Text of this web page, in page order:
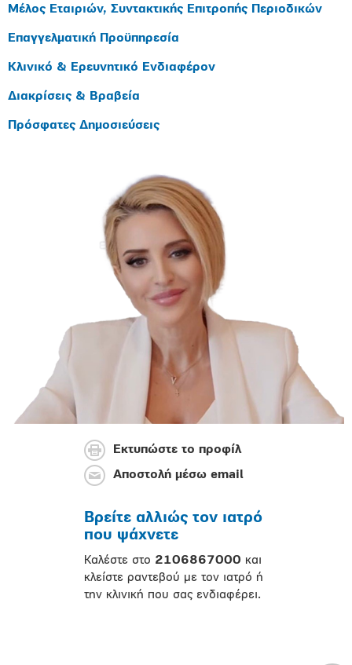
Μέλος Εταιριών, Συντακτικής Επιτροπής Περιοδικών
Επαγγελματική Προϋπηρεσία
Κλινικό & Ερευνητικό Ενδιαφέρον
Διακρίσεις & Βραβεία
Πρόσφατες Δημοσιεύσεις
Εκτυπώστε το προφίλ
Αποστολή μέσω email
Βρείτε αλλιώς τον ιατρό
που ψάχνετε
Καλέστε στο 2106867000 και
κλείστε ραντεβού με τον ιατρό ή
την κλινική που σας ενδιαφέρει.